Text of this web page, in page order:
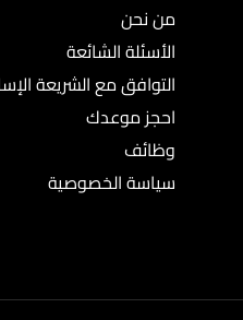
من نحن
الأسئلة الشائعة
التوافق مع الشريعة
احجز موعدك
وظائف
سياسة الخصوصية